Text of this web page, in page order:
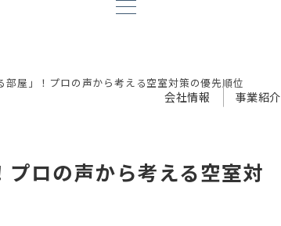
会社情報 事業紹介
部屋」！プロの声から考える空室対策の優先順位
ロの声から考える空室対